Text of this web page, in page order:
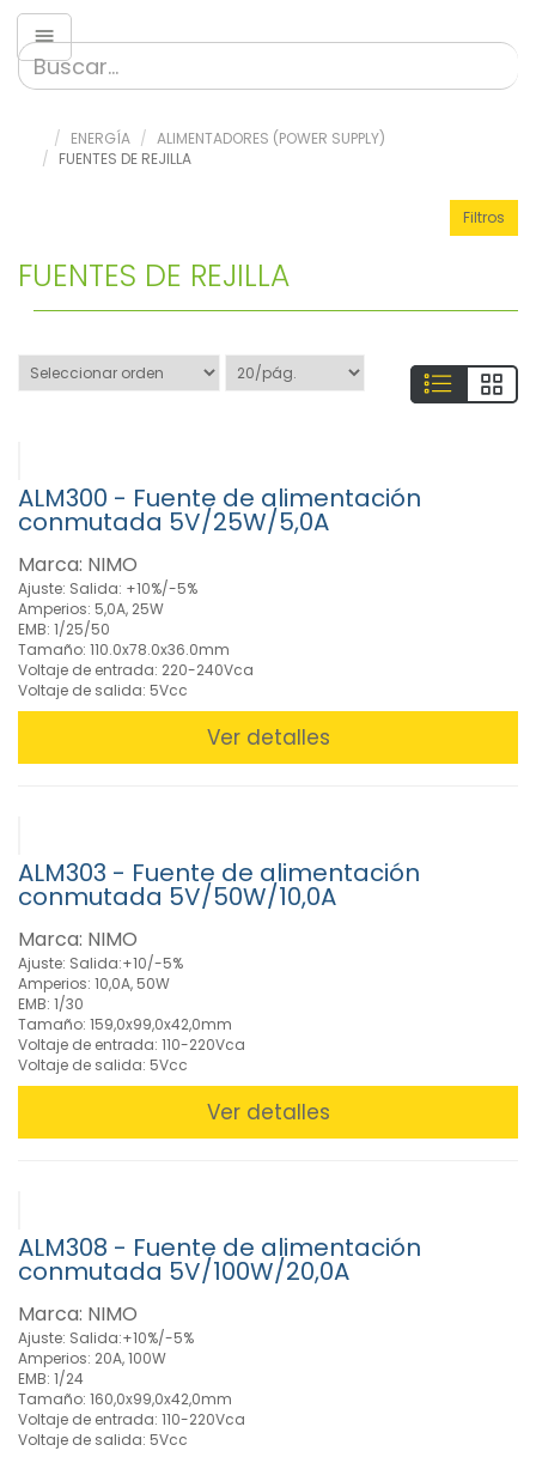
ENERGÍA
ALIMENTADORES (POWER SUPPLY)
FUENTES DE REJILLA
Energía
Alimentadores
(Power
corriente
(12)
Alimentadores
VCC-
VCC
Alimentadores
Regulable
Automático
(7)
Alimentadores
salida
VCC
Manual
Regulable
VCC
(20)
Específico
Consolas
(2)
Fuentes
(7)
(21)
Fuentes
regulables
para
Laboratorio
(7)
Fuentes
Waterproof
(3)
Filtros
FUENTES DE REJILLA
ALM300 - Fuente de alimentación
conmutada 5V/25W/5,0A
Marca: NIMO
Ajuste: Salida: +10%/-5%
Amperios: 5,0A, 25W
EMB: 1/25/50
Tamaño: 110.0x78.0x36.0mm
Voltaje de entrada: 220-240Vca
Voltaje de salida: 5Vcc
Ver detalles
ALM303 - Fuente de alimentación
conmutada 5V/50W/10,0A
Marca: NIMO
Ajuste: Salida:+10/-5%
Amperios: 10,0A, 50W
EMB: 1/30
Tamaño: 159,0x99,0x42,0mm
Voltaje de entrada: 110-220Vca
Voltaje de salida: 5Vcc
Ver detalles
ALM308 - Fuente de alimentación
conmutada 5V/100W/20,0A
Marca: NIMO
Ajuste: Salida:+10%/-5%
Amperios: 20A, 100W
EMB: 1/24
Tamaño: 160,0x99,0x42,0mm
Voltaje de entrada: 110-220Vca
Voltaje de salida: 5Vcc